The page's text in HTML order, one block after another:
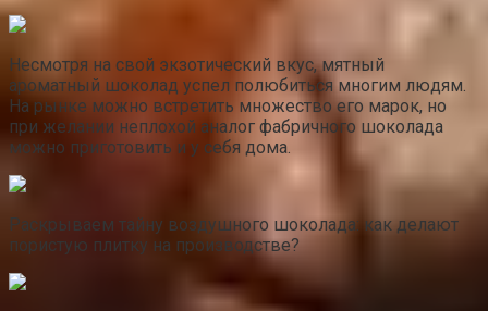
Несмотря на свой экзотический вкус, мятный
ароматный шоколад успел полюбиться многим людям.
На рынке можно встретить множество его марок, но
при желании неплохой аналог фабричного шоколада
можно приготовить и у себя дома.
Раскрываем тайну воздушного шоколада: как делают
пористую плитку на производстве?